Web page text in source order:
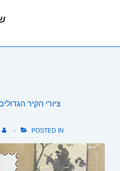
ציורי הקיר
POSTED IN